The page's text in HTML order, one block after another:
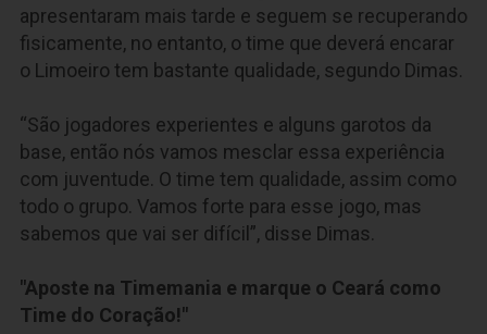
apresentaram mais tarde e seguem se recuperando
fisicamente, no entanto, o time que deverá encarar
o Limoeiro tem bastante qualidade, segundo Dimas.
“São jogadores experientes e alguns garotos da
base, então nós vamos mesclar essa experiência
com juventude. O time tem qualidade, assim como
todo o grupo. Vamos forte para esse jogo, mas
sabemos que vai ser difícil”, disse Dimas.
"Aposte na Timemania e marque o Ceará como
Time do Coração!"